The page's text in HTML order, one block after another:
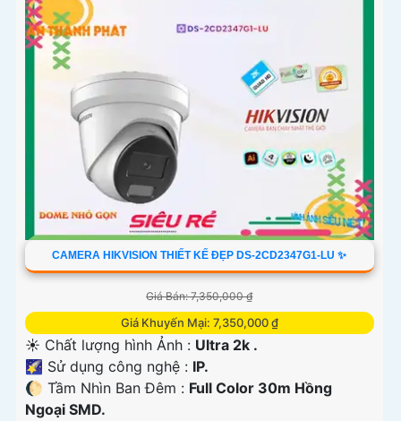
CAMERA HIKVISION THIẾT KẾ ĐẸP DS-2CD2347G1-LU ✨
Giá Bán: 7,350,000 ₫
Giá Khuyến Mại: 7,350,000 ₫
☀️ Chất lượng hình Ảnh : Ultra 2k .
🌠 Sử dụng công nghệ : IP.
🌔 Tầm Nhìn Ban Đêm : Full Color 30m Hồng
Ngoại SMD.